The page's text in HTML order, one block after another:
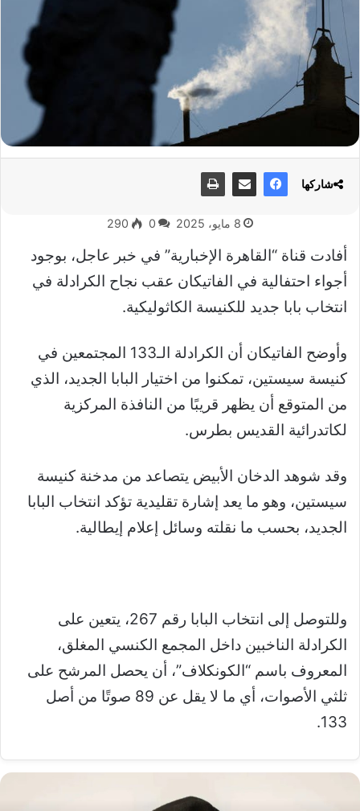
8 مايو، 2025 0
290
أفادت قناة “القاهرة الإخبارية” في خبر عاجل، بوجود
أجواء احتفالية في الفاتيكان عقب نجاح الكرادلة في
انتخاب بابا جديد للكنيسة الكاثوليكية.
وأوضح الفاتيكان أن الكرادلة الـ133 المجتمعين في
كنيسة سيستين، تمكنوا من اختيار البابا الجديد، الذي
من المتوقع أن يظهر قريبًا من النافذة المركزية
لكاتدرائية القديس بطرس.
وقد شوهد الدخان الأبيض يتصاعد من مدخنة كنيسة
سيستين، وهو ما يعد إشارة تقليدية تؤكد انتخاب البابا
الجديد، بحسب ما نقلته وسائل إعلام إيطالية.
وللتوصل إلى انتخاب البابا رقم 267، يتعين على
الكرادلة الناخبين داخل المجمع الكنسي المغلق،
المعروف باسم “الكونكلاف”، أن يحصل المرشح على
ثلثي الأصوات، أي ما لا يقل عن 89 صوتًا من أصل
133.
شاركها